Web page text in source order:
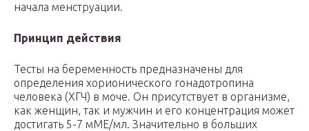
начала менструации.
Принцип действия
Тесты на беременность предназначены для
определения хорионического гонадотропина
человека (ХГЧ) в моче. Он присутствует в организме,
как женщин, так и мужчин и его концентрация может
достигать 5-7 мМЕ/мл. Значительно в больших